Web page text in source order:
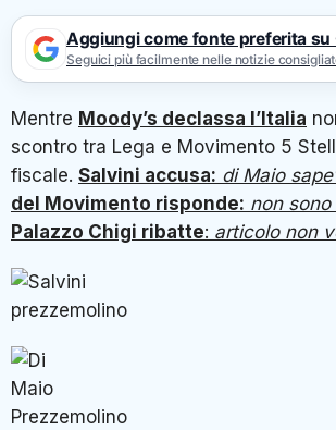
Aggiungi come fonte preferita su
Seguici più facilmente nelle notizie
Mentre Moody’s declassa l’Italia
scontro tra Lega e Movimento 5
fiscale. Salvini accusa: di Maio
del Movimento risponde: non
Palazzo Chigi ribatte: articolo non